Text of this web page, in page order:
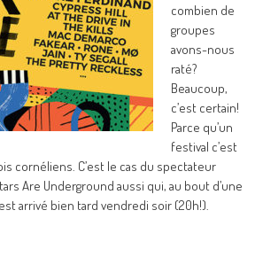
combien de
groupes
avons-nous
raté?
Beaucoup,
c’est certain!
Parce qu’un
festival c’est
cornéliens. C’est le cas du spectateur
Are Underground aussi qui, au bout d’une
arrivé bien tard vendredi soir (20h!).